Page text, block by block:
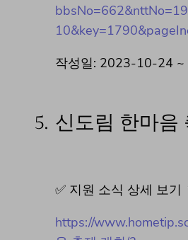
작성일: 2023-10-24 ~
5. 신도림 한마음
✅ 지원 소식 상세 보기
https://